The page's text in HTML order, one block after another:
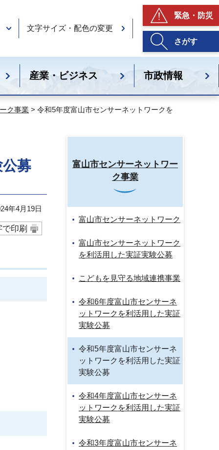
文字サイズ・配色の変更
緊急・防災
さがす
産業・ビジネス 市政情報
ク事業 > 令和5年度富山市センサーネットワークを
募
年4月19日
印刷
富山市センサーネットワー
ク事業
富山市センサーネットワーク
富山市センサーネットワーク
を利活用した実証実験公募
こどもを見守る地域連携事業
令和6年度富山市センサーネ
ットワークを利活用した実証
実験公募
令和5年度富山市センサーネ
ットワークを利活用した実証
実験公募
令和4年度富山市センサーネ
ットワークを利活用した実証
実験公募
令和3年度富山市センサーネ